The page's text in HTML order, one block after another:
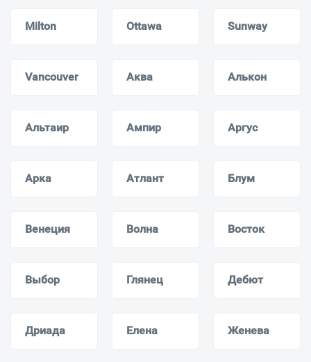
Milton Ottawa Sunway
Vancouver Аква Алькон
Альтаир Ампир Аргус
Арка Атлант Блум
Венеция Волна Восток
Выбор Глянец Дебют
Дриада Елена Женева